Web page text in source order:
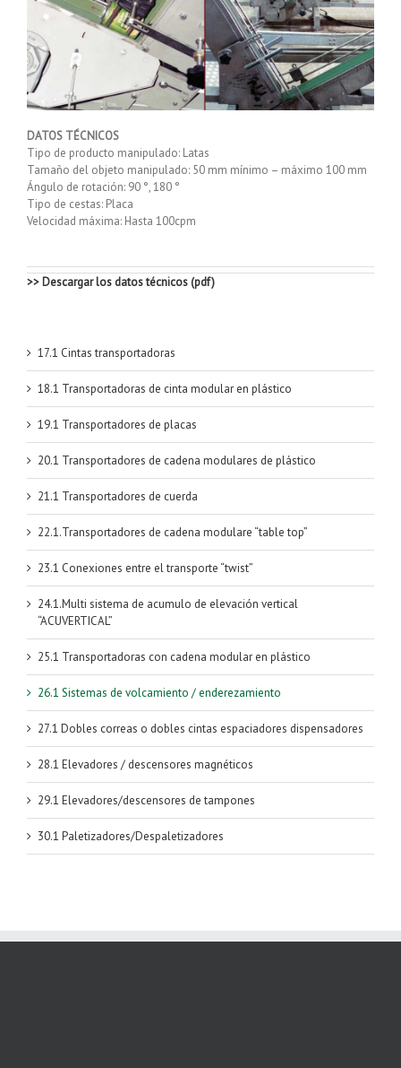
DATOS TÉCNICOS
Tipo de producto manipulado: Latas
Tamaño del objeto manipulado: 50 mm mínimo – máximo 100 mm
Ángulo de rotación: 90 °, 180 °
Tipo de cestas: Placa
Velocidad máxima: Hasta 100cpm
>> Descargar los datos técnicos (pdf)
17.1 Cintas transportadoras
18.1 Transportadoras de cinta modular en plástico
19.1 Transportadores de placas
20.1 Transportadores de cadena modulares de plástico
21.1 Transportadores de cuerda
22.1.Transportadores de cadena modulare “table top”
23.1 Conexiones entre el transporte “twist”
24.1.Multi sistema de acumulo de elevación vertical
“ACUVERTICAL”
25.1 Transportadoras con cadena modular en plástico
26.1 Sistemas de volcamiento / enderezamiento
27.1 Dobles correas o dobles cintas espaciadores dispensadores
28.1 Elevadores / descensores magnéticos
29.1 Elevadores/descensores de tampones
30.1 Paletizadores/Despaletizadores